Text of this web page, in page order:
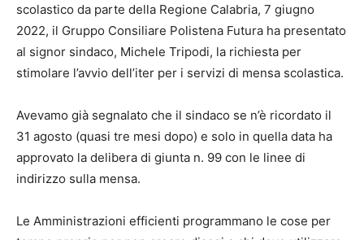
scolastico da parte della Regione Calabria, 7 giugno
2022, il Gruppo Consiliare Polistena Futura ha presentato
al signor sindaco, Michele Tripodi, la richiesta per
stimolare l’avvio dell’iter per i servizi di mensa scolastica.
Avevamo già segnalato che il sindaco se n’è ricordato il
31 agosto (quasi tre mesi dopo) e solo in quella data ha
approvato la delibera di giunta n. 99 con le linee di
indirizzo sulla mensa.
Le Amministrazioni efficienti programmano le cose per